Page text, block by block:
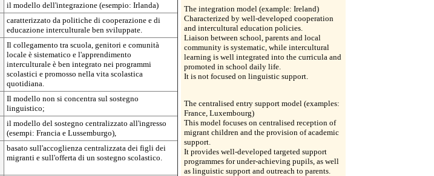
il modello dell'integrazione (esempio: Irlanda)
caratterizzato da politiche di cooperazione e di
educazione interculturale ben sviluppate.
Il collegamento tra scuola, genitori e comunità
locale è sistematico e l'apprendimento
interculturale è ben integrato nei programmi
scolastici e promosso nella vita scolastica
quotidiana.
Il modello non si concentra sul sostegno
linguistico;
il modello del sostegno centralizzato all'ingresso
(esempi: Francia e Lussemburgo),
basato sull'accoglienza centralizzata dei figli dei
migranti e sull'offerta di un sostegno scolastico.
The integration model (example: Ireland)
Characterized by well-developed cooperation
and intercultural education policies.
Liaison between school, parents and local
community is systematic, while intercultural
learning is well integrated into the curricula and
promoted in school daily life.
It is not focused on linguistic support.
The centralised entry support model (examples:
France, Luxembourg)
This model focuses on centralised reception of
migrant children and the provision of academic
support.
It provides well-developed targeted support
programmes for under-achieving pupils, as well
as linguistic support and outreach to parents.